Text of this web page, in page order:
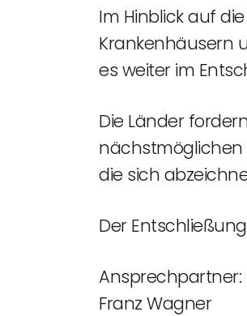
Im Hinblick auf
Krankenhäusern
es weiter im
Die Länder
nächstmöglichen
die sich
Der
Ansprechpartner:
Franz Wagner